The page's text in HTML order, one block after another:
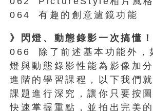
064
有趣的創意濾鏡功能
》閃燈、動態錄影一次搞懂！
066
除了前述基本功能外，
燈與動態錄影性能為影像加
進階的學習課程，以下我們
課題進行深究，讓你只要按
快速掌握重點，並拍出完美的